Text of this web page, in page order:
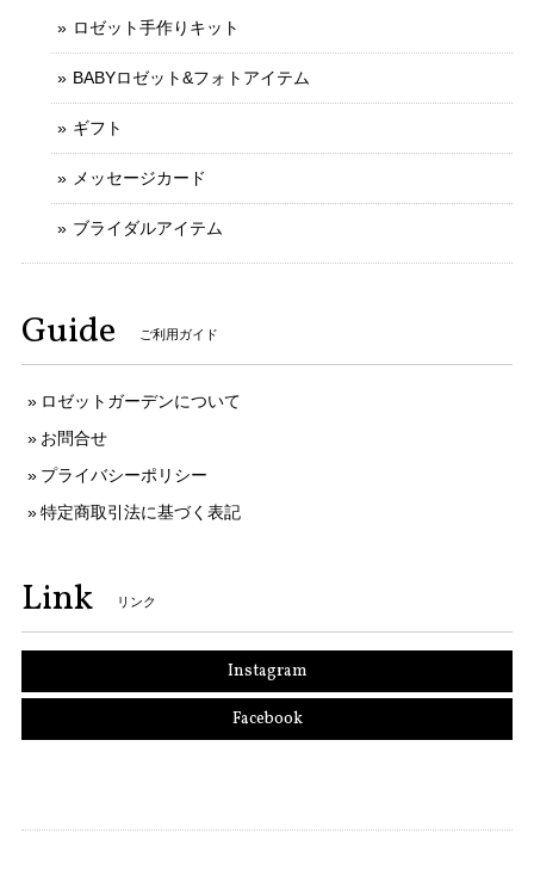
ロゼット手作りキット
BABYロゼット&フォトアイテム
ギフト
メッセージカード
ブライダルアイテム
Guide ご利用ガイド
ロゼットガーデンについて
お問合せ
プライバシーポリシー
特定商取引法に基づく表記
Link リンク
Instagram
Facebook